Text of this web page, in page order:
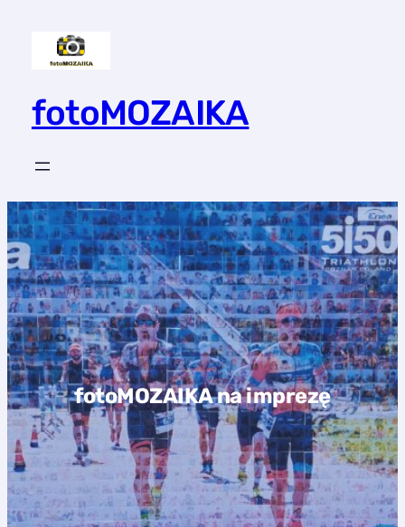
fotoMOZAIKA
fotoMOZAIKA na imprezę